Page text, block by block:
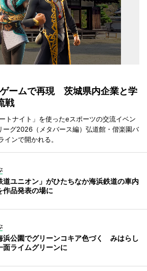
ームで再現 茨城県内企業と学
戦
トナイト」を使ったeスポーツの交流イベン
ーグ2026（メタバース編）弘道館・偕楽園バ
インで開かれる。
道ユニオン」がひたちなか海浜鉄道の車内
作品発表の場に
浜公園でグリーンコキア色づく みはらし
面ライムグリーンに